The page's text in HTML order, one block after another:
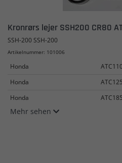
Kronrørs lejer SSH200 CR80
SSH-200 SSH-200
Artikelnummer: 101006
Honda ATC110
Honda
Honda
ATC185
Mehr sehen